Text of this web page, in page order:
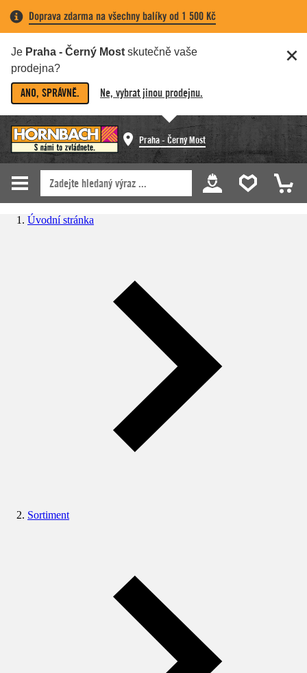
Doprava zdarma na všechny balíky od 1 500 Kč
Je Praha - Černý Most skutečně vaše
prodejna?
ANO, SPRÁVNĚ. Ne, vybrat jinou prodejnu.
Praha - Černý Most
Úvodní stránka
Sortiment